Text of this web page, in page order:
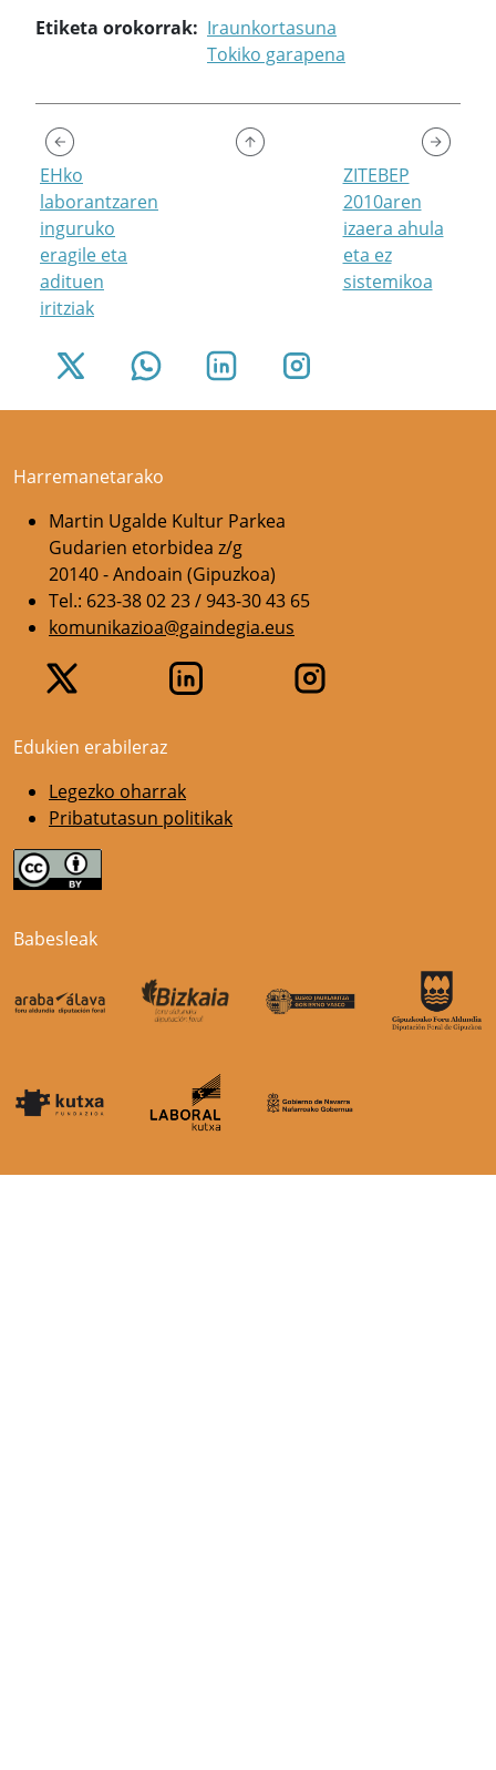
Etiketa orokorrak
Iraunkortasuna
Tokiko garapena
EHko
laborantzaren
inguruko
eragile eta
adituen
iritziak
ZITEBEP
2010aren
izaera ahula
eta ez
sistemikoa
Harremanetarako
Martin Ugalde Kultur Parkea
Gudarien etorbidea z/g
20140 - Andoain (Gipuzkoa)
Tel.: 623-38 02 23 / 943-30 43 65
komunikazioa@gaindegia.eus
Edukien erabileraz
Legezko oharrak
Pribatutasun politikak
Babesleak